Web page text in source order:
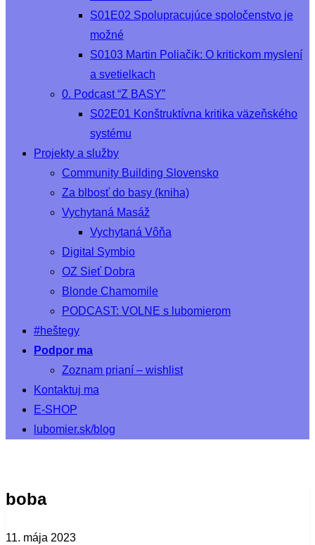
S01E02 Spolupracujúce spoločenstvo je
možné
S0103 Martin Poliačik: O kritickom myslení
a svetielkach
0. Podcast “Z BASY”
S02E01 Konštruktívna kritika väzeňského
systému
Projekty a služby
Community Building Slovensko
Za blbosť do basy (kniha)
Vychytaná Masáž
Vychytaná Vôňa
Digital Symbio
OZ Sieť Dobra
Blonde Chamomile
PODCAST: VOLNE s lubomierom
#heštegy
Podpor ma
Zoznam prianí – wishlist
Kontaktuj ma
E-SHOP
lubomier.sk/blog
boba
11. mája 2023